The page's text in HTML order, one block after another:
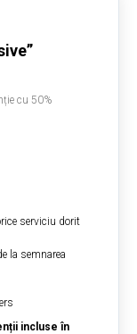
cu 50%
serviciu dorit
la semnarea
incluse în